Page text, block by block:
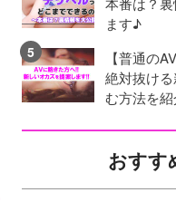
ます♪
【普通の
絶対抜け
む方法を紹
おすす